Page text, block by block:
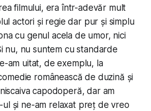
filmului, era într-adevăr mult
actori și regie dar pur și simplu
cu genul acela de umor, nici
nu, nu suntem cu standarde
am uitat, de exemplu, la
românească de duzină și
capodoperă, dar am
și ne-am relaxat preț de vreo